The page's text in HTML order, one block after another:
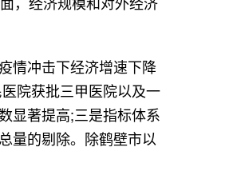
情冲击下经济增速下降
院获批三甲医院以及一
显著提高;三是指标体系
量的剔除。除鹤壁市以